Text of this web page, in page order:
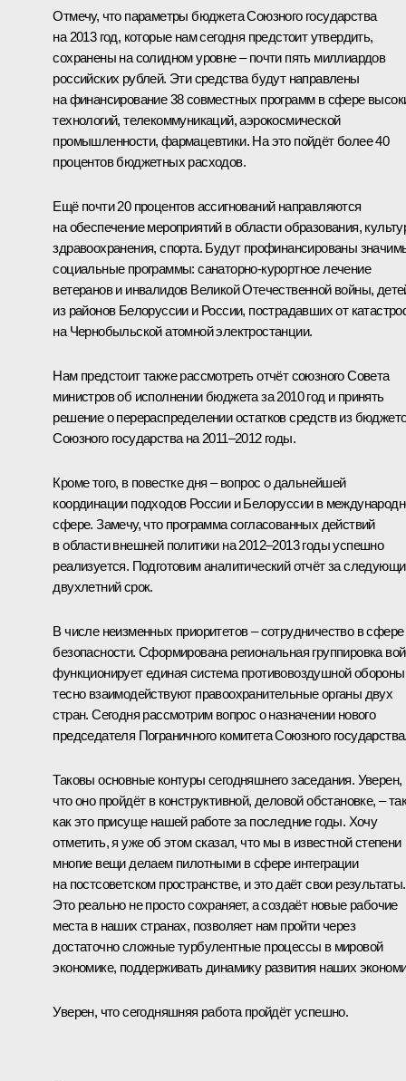
Отмечу, что параметры бюджета Союзного государства
на 2013 год, которые нам сегодня предстоит утвердить,
сохранены на солидном уровне – почти пять миллиардов
российских рублей. Эти средства будут направлены
на финансирование 38 совместных программ в сфере
технологий, телекоммуникаций, аэрокосмической
промышленности, фармацевтики. На это пойдёт более 40
процентов бюджетных расходов.
Ещё почти 20 процентов ассигнований направляются
на обеспечение мероприятий в области образования,
здравоохранения, спорта. Будут профинансированы
социальные программы: санаторно-курортное лечение
ветеранов и инвалидов Великой Отечественной войны,
из районов Белоруссии и России, пострадавших от
на Чернобыльской атомной электростанции.
Нам предстоит также рассмотреть отчёт союзного Совета
министров об исполнении бюджета за 2010 год и принять
решение о перераспределении остатков средств из
Союзного государства на 2011–2012 годы.
Кроме того, в повестке дня – вопрос о дальнейшей
координации подходов России и Белоруссии в
сфере. Замечу, что программа согласованных действий
в области внешней политики на 2012–2013 годы успешно
реализуется. Подготовим аналитический отчёт за
двухлетний срок.
В числе неизменных приоритетов – сотрудничество в сфере
безопасности. Сформирована региональная группировка
функционирует единая система противовоздушной
тесно взаимодействуют правоохранительные органы двух
стран. Сегодня рассмотрим вопрос о назначении нового
председателя Пограничного комитета Союзного
Таковы основные контуры сегодняшнего заседания. Уверен,
что оно пройдёт в конструктивной, деловой обстановке, –
как это присуще нашей работе за последние годы. Хочу
отметить, я уже об этом сказал, что мы в известной степени
многие вещи делаем пилотными в сфере интеграции
на постсоветском пространстве, и это даёт свои результаты.
Это реально не просто сохраняет, а создаёт новые рабочие
места в наших странах, позволяет нам пройти через
достаточно сложные турбулентные процессы в мировой
экономике, поддерживать динамику развития наших
Уверен, что сегодняшняя работа пройдёт успешно.